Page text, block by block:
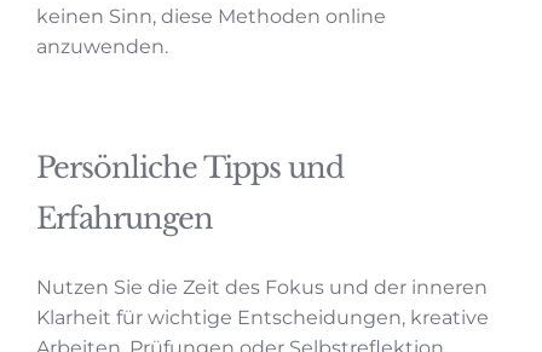
keinen Sinn, diese Methoden online
anzuwenden.
Persönliche Tipps und
Erfahrungen
Nutzen Sie die Zeit des Fokus und der inneren
Klarheit für wichtige Entscheidungen, kreative